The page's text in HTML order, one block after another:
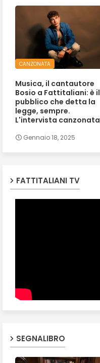
CANZONATA
Musica, il cantautore
Bosio a Fattitaliani: è il
pubblico che detta la
legge, sempre.
L'intervista canzonata
Gennaio 18, 2025
FATTITALIANI TV
SEGNALIBRO